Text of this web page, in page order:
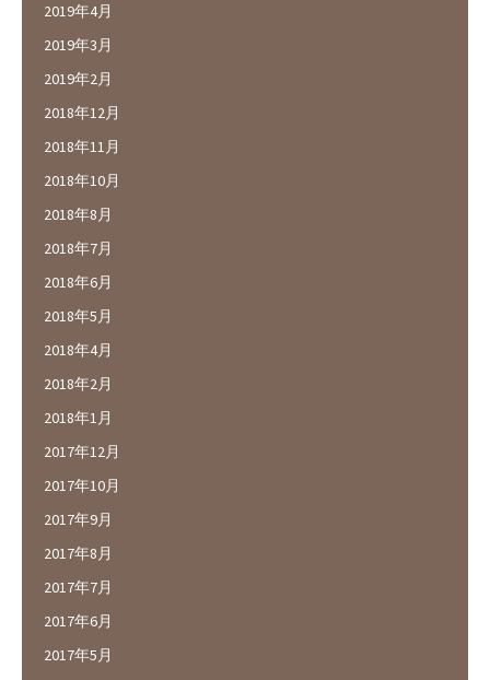
2019年4月
2019年3月
2019年2月
2018年12月
2018年11月
2018年10月
2018年8月
2018年7月
2018年6月
2018年5月
2018年4月
2018年2月
2018年1月
2017年12月
2017年10月
2017年9月
2017年8月
2017年7月
2017年6月
2017年5月